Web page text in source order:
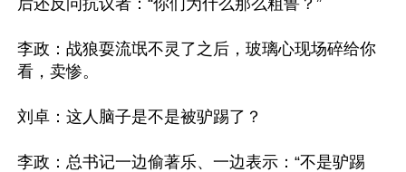
后还反问抗议者：“你们为什么那么粗鲁？”
李政：战狼耍流氓不灵了之后，玻璃心现场碎给你
看，卖惨。
刘卓：这人脑子是不是被驴踢了？
李政：总书记一边偷著乐、一边表示：“不是驴踢